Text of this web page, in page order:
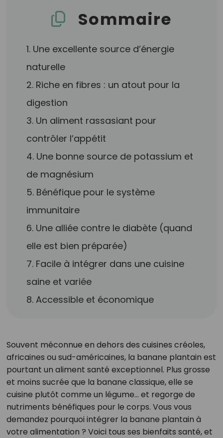
Sommaire
1. Une excellente source d’énergie
naturelle
2. Riche en fibres : un atout pour la
digestion
3. Un aliment rassasiant pour
contrôler l’appétit
4. Une bonne source de potassium et
de magnésium
5. Bénéfique pour le système
immunitaire
6. Une alliée contre le diabète (quand
elle est bien préparée)
7. Facile à intégrer dans une cuisine
saine et variée
8. Accessible et économique
Souvent méconnue en dehors des cuisines créoles,
africaines ou sud-américaines, la banane plantain est
pourtant un aliment santé exceptionnel. Plus grosse
et moins sucrée que la banane classique, elle se
cuisine plutôt comme un légume… et regorge de
nutriments bénéfiques pour le corps. Vous vous
demandez pourquoi intégrer la banane plantain à
votre alimentation ? Voici tous ses bienfaits santé, et